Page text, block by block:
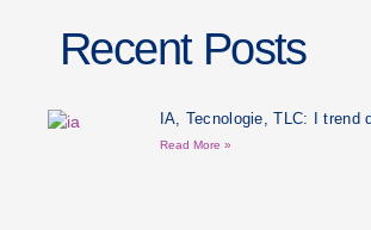
Recent Posts
IA, Tecnologie, TLC: I trend
Read More »